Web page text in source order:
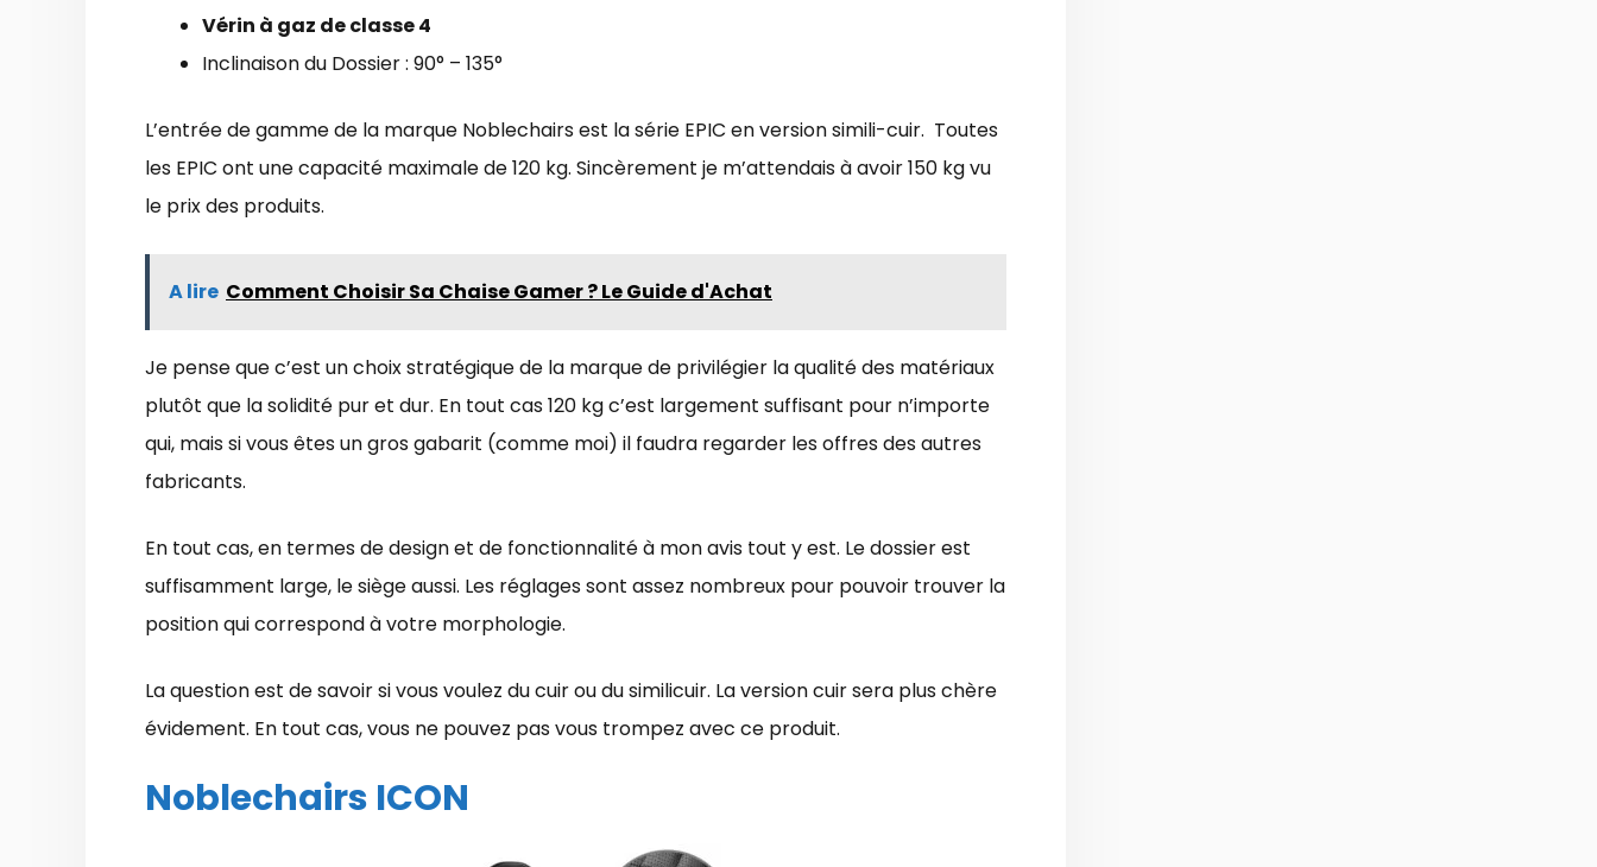
Vérin à gaz de classe 4
Inclinaison du Dossier : 90° – 135°
L’entrée de gamme de la marque Noblechairs est la série EPIC en version simili-cuir. Toutes
les EPIC ont une capacité maximale de 120 kg. Sincèrement je m’attendais à avoir 150 kg vu
le prix des produits.
A lire Comment Choisir Sa Chaise Gamer ? Le Guide d'Achat
Je pense que c’est un choix stratégique de la marque de privilégier la qualité des matériaux
plutôt que la solidité pur et dur. En tout cas 120 kg c’est largement suffisant pour n’importe
qui, mais si vous êtes un gros gabarit (comme moi) il faudra regarder les offres des autres
fabricants.
En tout cas, en termes de design et de fonctionnalité à mon avis tout y est. Le dossier est
suffisamment large, le siège aussi. Les réglages sont assez nombreux pour pouvoir trouver la
position qui correspond à votre morphologie.
La question est de savoir si vous voulez du cuir ou du similicuir. La version cuir sera plus chère
évidement. En tout cas, vous ne pouvez pas vous trompez avec ce produit.
Noblechairs ICON